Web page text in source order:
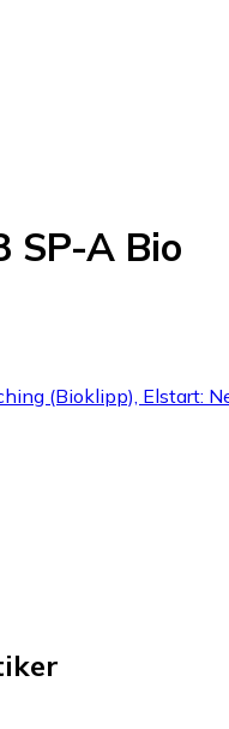
SP-A Bio
(Bioklipp), Elstart: